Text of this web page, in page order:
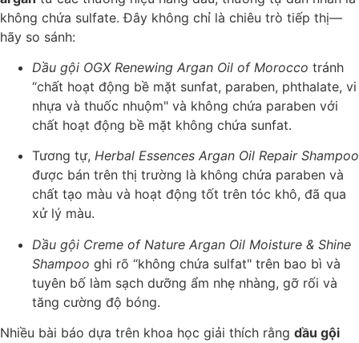
không chứa sulfate. Đây không chỉ là chiêu trò tiếp thị—
hãy so sánh:
Dầu gội OGX Renewing Argan Oil of Morocco tránh
“chất hoạt động bề mặt sunfat, paraben, phthalate, vi
nhựa và thuốc nhuộm" và không chứa paraben với
chất hoạt động bề mặt không chứa sunfat.
Tương tự, Herbal Essences Argan Oil Repair Shampoo
được bán trên thị trường là không chứa paraben và
chất tạo màu và hoạt động tốt trên tóc khô, đã qua
xử lý màu.
Dầu gội Creme of Nature Argan Oil Moisture & Shine
Shampoo ghi rõ “không chứa sulfat" trên bao bì và
tuyên bố làm sạch dưỡng ẩm nhẹ nhàng, gỡ rối và
tăng cường độ bóng.
Nhiều bài báo dựa trên khoa học giải thích rằng dầu gội